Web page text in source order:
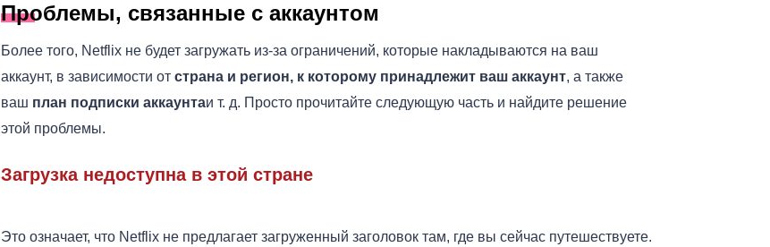
Проблемы, связанные с аккаунтом
Более того, Netflix не будет загружать из-за ограничений, которые накладываются на ваш
аккаунт, в зависимости от страна и регион, к которому принадлежит ваш аккаунт, а также
ваш план подписки аккаунтаи т. д. Просто прочитайте следующую часть и найдите решение
этой проблемы.
Загрузка недоступна в этой стране
Это означает, что Netflix не предлагает загруженный заголовок там, где вы сейчас путешествуете.